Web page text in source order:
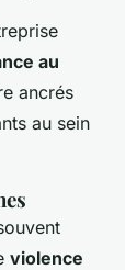
au
ancrés
au sein
violence